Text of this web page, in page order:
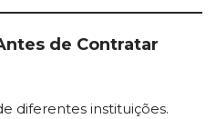
de Contratar
diferentes instituições.